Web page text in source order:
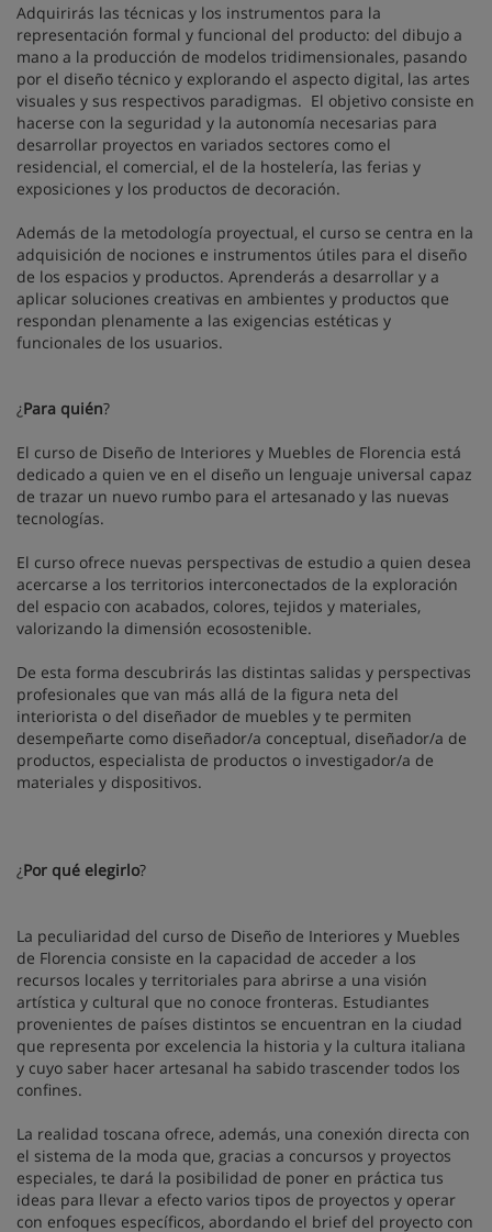
Adquirirás las técnicas y los instrumentos para la
representación formal y funcional del producto: del dibujo a
mano a la producción de modelos tridimensionales, pasando
por el diseño técnico y explorando el aspecto digital, las artes
visuales y sus respectivos paradigmas. El objetivo consiste en
hacerse con la seguridad y la autonomía necesarias para
desarrollar proyectos en variados sectores como el
residencial, el comercial, el de la hostelería, las ferias y
exposiciones y los productos de decoración.
Además de la metodología proyectual, el curso se centra en la
adquisición de nociones e instrumentos útiles para el diseño
de los espacios y productos. Aprenderás a desarrollar y a
aplicar soluciones creativas en ambientes y productos que
respondan plenamente a las exigencias estéticas y
funcionales de los usuarios.
¿Para quién?
El curso de Diseño de Interiores y Muebles de Florencia está
dedicado a quien ve en el diseño un lenguaje universal capaz
de trazar un nuevo rumbo para el artesanado y las nuevas
tecnologías.
El curso ofrece nuevas perspectivas de estudio a quien desea
acercarse a los territorios interconectados de la exploración
del espacio con acabados, colores, tejidos y materiales,
valorizando la dimensión ecosostenible.
De esta forma descubrirás las distintas salidas y perspectivas
profesionales que van más allá de la figura neta del
interiorista o del diseñador de muebles y te permiten
desempeñarte como diseñador/a conceptual, diseñador/a de
productos, especialista de productos o investigador/a de
materiales y dispositivos.
¿Por qué elegirlo?
La peculiaridad del curso de Diseño de Interiores y Muebles
de Florencia consiste en la capacidad de acceder a los
recursos locales y territoriales para abrirse a una visión
artística y cultural que no conoce fronteras. Estudiantes
provenientes de países distintos se encuentran en la ciudad
que representa por excelencia la historia y la cultura italiana
y cuyo saber hacer artesanal ha sabido trascender todos los
confines.
La realidad toscana ofrece, además, una conexión directa con
el sistema de la moda que, gracias a concursos y proyectos
especiales, te dará la posibilidad de poner en práctica tus
ideas para llevar a efecto varios tipos de proyectos y operar
con enfoques específicos, abordando el brief del proyecto con